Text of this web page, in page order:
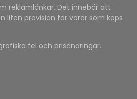
reklamlänkar. Det innebär att
liten provision för varor som köps
fel och prisändringar.